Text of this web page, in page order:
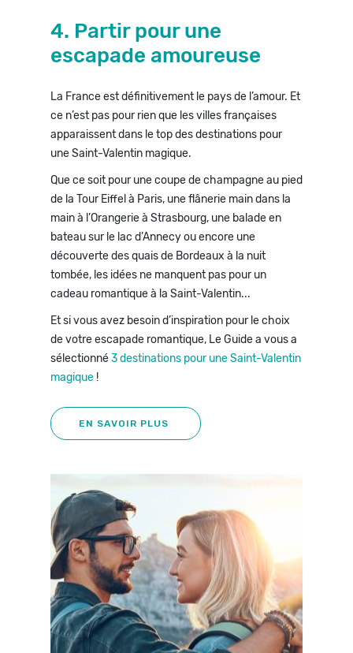
4. Partir pour une
escapade amoureuse
La France est définitivement le pays de l’amour. Et
ce n’est pas pour rien que les villes françaises
apparaissent dans le top des destinations pour
une Saint-Valentin magique.
Que ce soit pour une coupe de champagne au pied
de la Tour Eiffel à Paris, une flânerie main dans la
main à l’Orangerie à Strasbourg, une balade en
bateau sur le lac d’Annecy ou encore une
découverte des quais de Bordeaux à la nuit
tombée, les idées ne manquent pas pour un
cadeau romantique à la Saint-Valentin...
Et si vous avez besoin d’inspiration pour le choix
de votre escapade romantique, Le Guide a vous a
sélectionné3 destinations pour une Saint-Valentin
magique !
EN SAVOIR PLUS